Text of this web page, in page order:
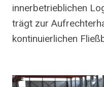
innerbetrieblichen
trägt zur
kontinuierlichen